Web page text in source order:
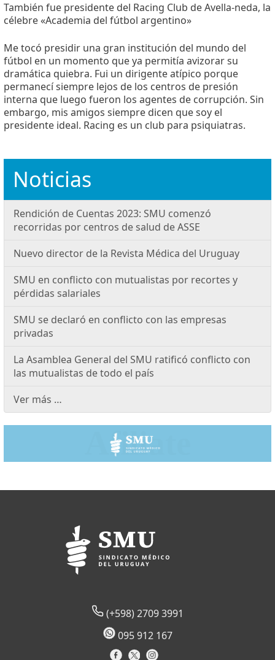
También fue presidente del Racing Club de Avella-neda, la
célebre «Academia del fútbol argentino»
Me tocó presidir una gran institución del mundo del
fútbol en un momento que ya permitía avizorar su
dramática quiebra. Fui un dirigente atípico porque
permanecí siempre lejos de los centros de presión
interna que luego fueron los agentes de corrupción. Sin
embargo, mis amigos siempre dicen que soy el
presidente ideal. Racing es un club para psiquiatras.
Noticias
Rendición de Cuentas 2023: SMU comenzó
recorridas por centros de salud de ASSE
Nuevo director de la Revista Médica del Uruguay
SMU en conflicto con mutualistas por recortes y
pérdidas salariales
SMU se declaró en conflicto con las empresas
privadas
La Asamblea General del SMU ratificó conflicto con
las mutualistas de todo el país
Ver más …
(+598) 2709 3991
095 912 167